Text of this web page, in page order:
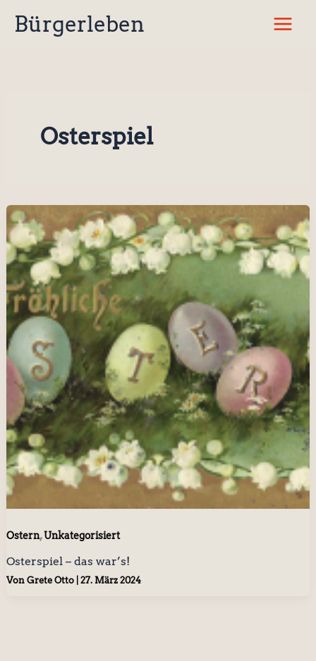
InhaltBürgerleben
Osterspiel
Ostern,Unkategorisiert
Osterspiel – das war’s!
Von Grete Otto 27. März 2024